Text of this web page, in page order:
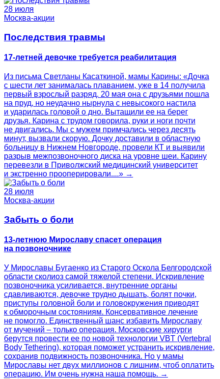
28 июля
Москва-акции
Последствия травмы
17-летней девочке требуется реабилитация
Из письма Светланы Касаткиной, мамы Карины: «Дочка
с шести лет занималась плаванием, уже в 14 получила
первый взрослый разряд. 20 мая она с друзьями пошла
на пруд, но неудачно нырнула с невысокого настила
и ударилась головой о дно. Вытащили ее на берег
друзья. Карина с трудом говорила, руки и ноги почти
не двигались. Мы с мужем примчались через десять
минут, вызвали скорую. Дочку доставили в областную
больницу в Нижнем Новгороде, провели КТ и выявили
разрыв межпозвоночного диска на уровне шеи. Карину
перевезли в Приволжский медицинский университет
и экстренно прооперировали....» →
28 июля
Москва-акции
Забыть о боли
13-летнюю Мирославу спасет операция
на позвоночнике
У Мирославы Бугаенко из Старого Оскола Белгородской
области сколиоз самой тяжелой степени. Искривление
позвоночника усиливается, внутренние органы
сдавливаются, девочке трудно дышать, болят почки,
приступы головной боли и головокружения приводят
к обморочным состояниям. Консервативное лечение
не помогло. Единственный шанс избавить Мирославу
от мучений – только операция. Московские хирурги
берутся провести ее по новой технологии VBT (Vertebral
Body Tethering), которая поможет устранить искривление,
сохранив подвижность позвоночника. Но у мамы
Мирославы нет двух миллионов с лишним, чтоб оплатить
операцию. Им очень нужна наша помощь. →